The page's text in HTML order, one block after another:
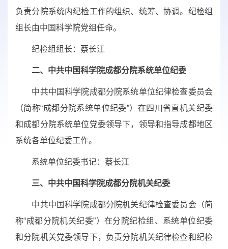
负责分院系统内纪检工作的组织、统筹、协调。纪检组
组长由中国科学院党组任命。
纪检组组长：蔡长江
二、中共中国科学院成都分院系统单位纪委
中共中国科学院成都分院系统单位纪律检查委员会
（简称“成都分院系统单位纪委”）在四川省直机关纪委
和成都分院系统单位党委领导下，领导和指导成都地区
系统各单位纪委工作。
系统单位纪委书记：蔡长江
三、中共中国科学院成都分院机关纪委
中共中国科学院成都分院机关纪律检查委员会（简
称“成都分院机关纪委”）在分院纪检组、系统单位纪委
和分院机关党委领导下，负责分院机关纪律检查和纪检